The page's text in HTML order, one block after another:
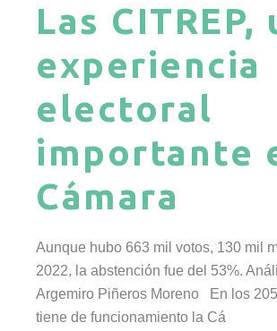
Las CITREP,
experiencia
electoral
importante
Cámara
Aunque hubo 663 mil votos, 130 mil
2022, la abstención fue del 53%.
Argemiro Piñeros Moreno En los
tiene de funcionamiento la Cá